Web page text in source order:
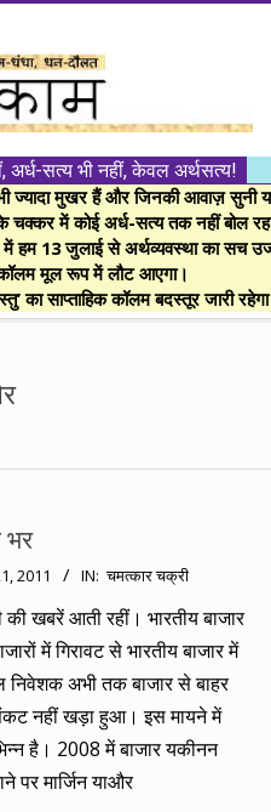
अर्ध-सत्य भी नहीं, केवल अर्थसत्य!
ज्यादा मुखर हैं और जिनकी आवाज़ सुनी
में कोई अर्ध-सत्य तक नहीं बोल
में हम 13 जुलाई से अर्थव्यवस्था का सच
मूल रूप में लौट आएगा।
का साप्ताहिक कॉलम बदस्तूर जारी
भर
2011 IN: चमत्कार चक्री
खबरें आती रहीं। भारतीय बाजार
में गिरावट से भारतीय बाजार में
निवेशक अभी तक बाजार से बाहर
नहीं खड़ा हुआ। इस मायने में
है। 2008 में बाजार यकीनन
पर मार्जिन याऔर